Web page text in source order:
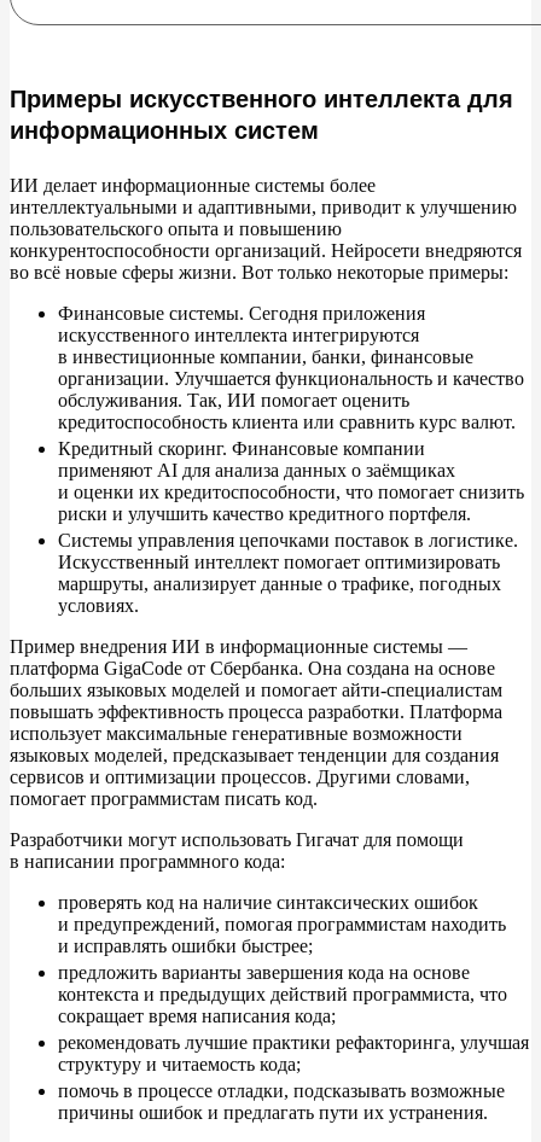
функциональность
дизайнер
Примеры искусственного интеллекта для
информационных систем
ИИ делает информационные системы более
интеллектуальными и адаптивными, приводит к улучшению
пользовательского опыта и повышению
конкурентоспособности организаций. Нейросети внедряются
во всё новые сферы жизни. Вот только некоторые примеры:
Финансовые системы. Сегодня приложения
искусственного интеллекта интегрируются
в инвестиционные компании, банки, финансовые
организации. Улучшается функциональность и качество
обслуживания. Так, ИИ помогает оценить
кредитоспособность клиента или сравнить курс валют.
Кредитный скоринг. Финансовые компании
применяют AI для анализа данных о заёмщиках
и оценки их кредитоспособности, что помогает снизить
риски и улучшить качество кредитного портфеля.
Системы управления цепочками поставок в логистике.
Искусственный интеллект помогает оптимизировать
маршруты, анализирует данные о трафике, погодных
условиях.
Пример внедрения ИИ в информационные системы —
платформа GigaCode от Сбербанка. Она создана на основе
больших языковых моделей и помогает айти-специалистам
повышать эффективность процесса разработки. Платформа
использует максимальные генеративные возможности
языковых моделей, предсказывает тенденции для создания
сервисов и оптимизации процессов. Другими словами,
помогает программистам писать код.
Разработчики могут использовать Гигачат для помощи
в написании программного кода:
проверять код на наличие синтаксических ошибок
и предупреждений, помогая программистам находить
и исправлять ошибки быстрее;
предложить варианты завершения кода на основе
контекста и предыдущих действий программиста, что
сокращает время написания кода;
рекомендовать лучшие практики рефакторинга, улучшая
структуру и читаемость кода;
помочь в процессе отладки, подсказывать возможные
причины ошибок и предлагать пути их устранения.